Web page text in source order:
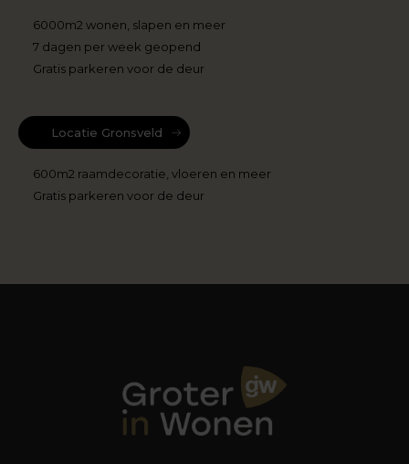
6000m2 wonen, slapen en meer
7 dagen per week geopend
Gratis parkeren voor de deur
Locatie Gronsveld
600m2 raamdecoratie, vloeren en meer
Gratis parkeren voor de deur